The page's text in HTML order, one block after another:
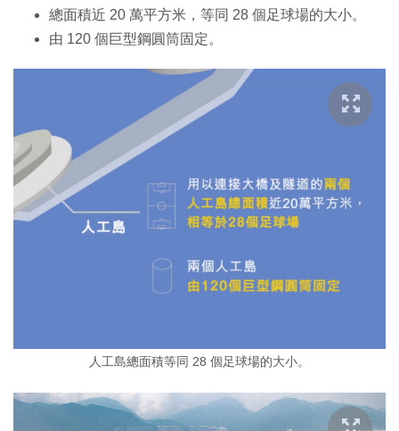
總面積近 20 萬平方米，等同 28 個足球場的大小。
由 120 個巨型鋼圓筒固定。
人工島總面積等同 28 個足球場的大小。